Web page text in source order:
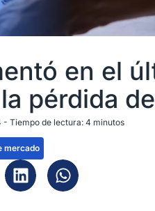
en el
pérdida
- Tiempo de lectura: 4 minutos
mercado